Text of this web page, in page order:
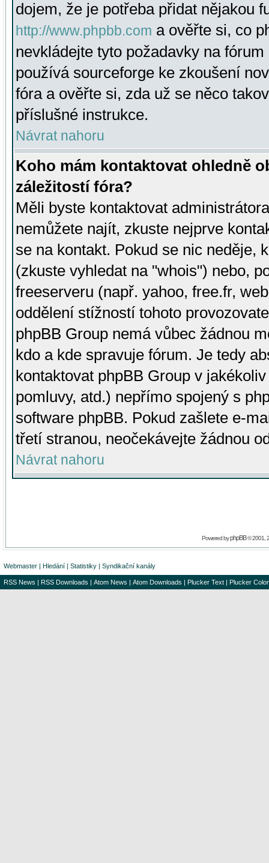
dojem, že je potřeba přidat nějakou
http://www.phpbb.com a ověřte si, co
nevkládejte tyto požadavky na
používá sourceforge ke zkoušení
fóra a ověřte si, zda už se něco
příslušné instrukce.
Návrat nahoru
Koho mám kontaktovat ohledně
záležitostí fóra?
Měli byste kontaktovat
nemůžete najít, zkuste nejprve
se na kontakt. Pokud se nic neděje,
(zkuste vyhledat na "whois") nebo,
freeserveru (např. yahoo, free.fr,
oddělení stížností tohoto
phpBB Group nemá vůbec žádnou
kdo a kde spravuje fórum. Je tedy
kontaktovat phpBB Group v
pomluvy, atd.) nepřímo spojený s
software phpBB. Pokud zašlete e-
třetí stranou, neočekávejte žádnou
Návrat nahoru
Powered byphpBB© 2001,
Webmaster | Hledání | Statistiky | Syndikační kanály
RSS News | RSS Downloads | Atom News | Atom Downloads | Plucker Text | Plucker Color